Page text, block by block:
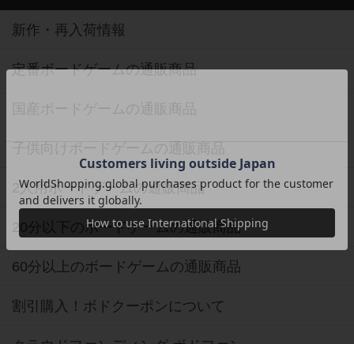
新作・再入荷情報
定番ボードゲームの通販商品
国産ボードゲームの通販商品
子供向けボードゲームの通販商品
2人用ボードゲームの通販商品
20分以下のボードゲームの通販商品
60分以上のボードゲームの通販商品
割引購入！ボドクーポンについて